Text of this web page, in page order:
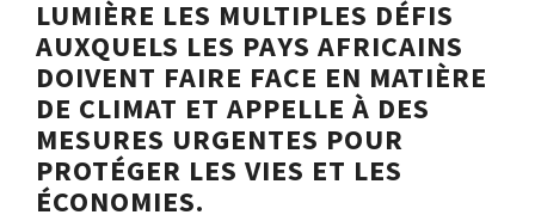
LUMIÈRE LES MULTIPLES DÉFIS
AUXQUELS LES PAYS AFRICAINS
DOIVENT FAIRE FACE EN MATIÈRE
DE CLIMAT ET APPELLE À DES
MESURES URGENTES POUR
PROTÉGER LES VIES ET LES
ÉCONOMIES.